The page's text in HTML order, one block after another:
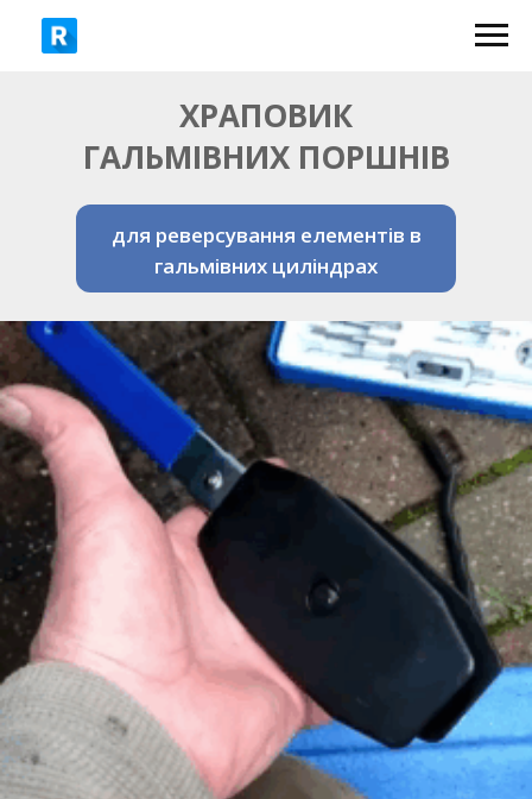
ХРАПОВИК
ГАЛЬМІВНИХ ПОРШНІВ
для реверсування елементів в
гальмівних циліндрах